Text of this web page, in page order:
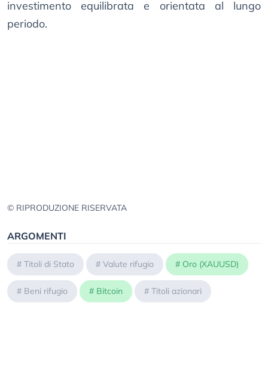
investimento equilibrata e orientata al lungo
periodo.
© RIPRODUZIONE RISERVATA
ARGOMENTI
# Titoli di Stato # Valute rifugio # Oro (XAUUSD)
# Beni rifugio # Bitcoin # Titoli azionari